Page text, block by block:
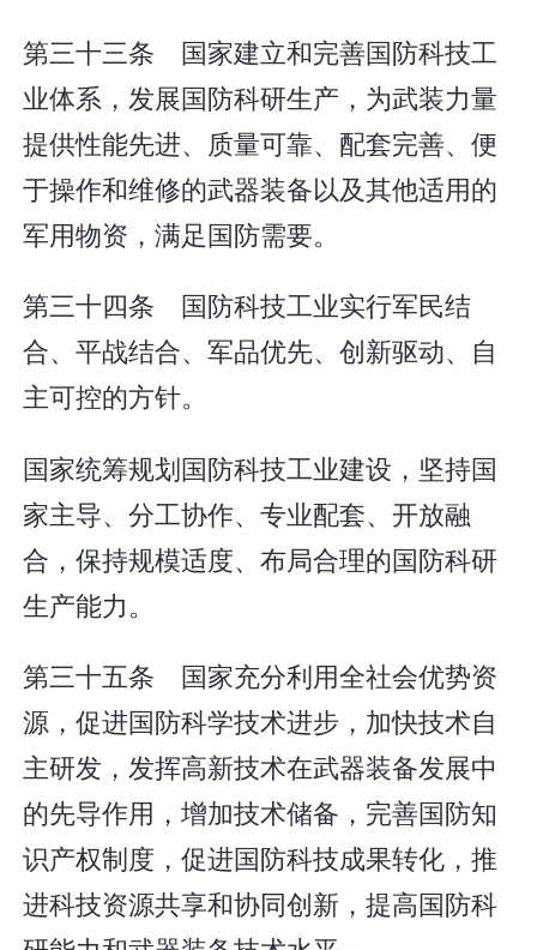
第三十三条 国家建立和完善国防科技工
业体系，发展国防科研生产，为武装力量
提供性能先进、质量可靠、配套完善、便
于操作和维修的武器装备以及其他适用的
军用物资，满足国防需要。
第三十四条 国防科技工业实行军民结
合、平战结合、军品优先、创新驱动、自
主可控的方针。
国家统筹规划国防科技工业建设，坚持国
家主导、分工协作、专业配套、开放融
合，保持规模适度、布局合理的国防科研
生产能力。
第三十五条 国家充分利用全社会优势资
源，促进国防科学技术进步，加快技术自
主研发，发挥高新技术在武器装备发展中
的先导作用，增加技术储备，完善国防知
识产权制度，促进国防科技成果转化，推
进科技资源共享和协同创新，提高国防科